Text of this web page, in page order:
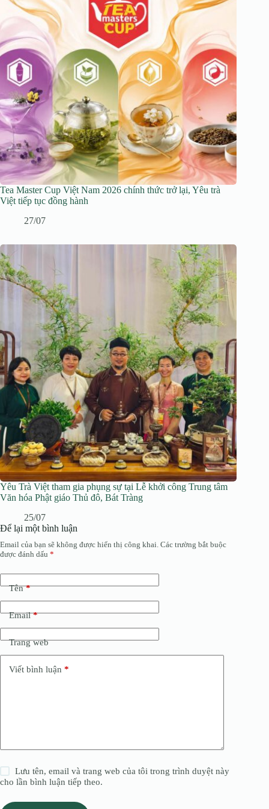
Tea Master Cup Việt Nam 2026 chính thức trở lại, Yêu trà
Việt tiếp tục đồng hành
27/07
Yêu Trà Việt tham gia phụng sự tại Lễ khởi công Trung tâm
Văn hóa Phật giáo Thủ đô, Bát Tràng
25/07
Để lại một bình luận
Email của bạn sẽ không được hiển thị công khai. Các trường bắt buộc
được đánh dấu *
Tên*
Email*
Trang web
Viết bình luận *
Lưu tên, email và trang web của tôi trong trình duyệt này
cho lần bình luận tiếp theo.